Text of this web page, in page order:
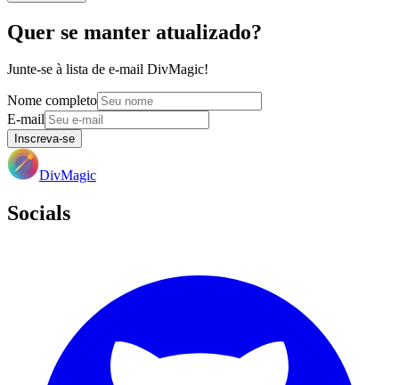
Quer se manter atualizado?
Junte-se à lista de e-mail DivMagic!
Nome completo
E-mail
Inscreva-se
DivMagic
Socials